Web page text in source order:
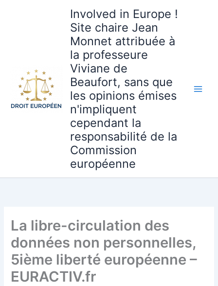
Involved in Europe !
Site chaire Jean
Monnet attribuée à
la professeure
Viviane de
Beaufort, sans que
les opinions émises
n'impliquent
cependant la
responsabilité de la
Commission
européenne
La libre-circulation des
données non personnelles,
5ième liberté européenne –
EURACTIV.fr